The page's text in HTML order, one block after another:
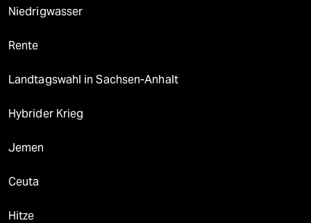
Niedrigwasser
Rente
Landtagswahl in Sachsen-Anhalt
Hybrider Krieg
Jemen
Ceuta
Hitze